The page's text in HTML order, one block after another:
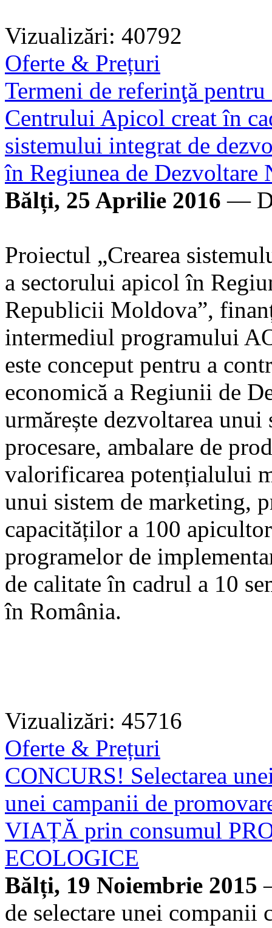
Vizualizări: 40792
Oferte & Prețuri
Termeni de referinţă
Centrului Apicol creat în
sistemului integrat de
în Regiunea de
Bălți, 25 Aprilie 2016 —
Proiectul „Crearea
a sectorului apicol în
Republicii Moldova”,
intermediul programului
este conceput pentru a
economică a Regiunii de
urmărește dezvoltarea
procesare, ambalare de
valorificarea potențialului
unui sistem de marketing,
capacităților a 100
programelor de
de calitate în cadrul a 10
în România.
Vizualizări: 45716
Oferte & Prețuri
CONCURS! Selectarea
unei campanii de
VIAȚĂ prin consumul
ECOLOGICE
Bălți, 19 Noiembrie 2015
de selectare unei companii